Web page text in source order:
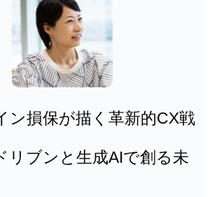
ン損保が描く革新的CX戦
リブンと生成AIで創る未